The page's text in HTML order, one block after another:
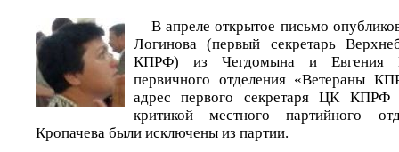
В апреле открытое письмо
Логинова (первый секретарь
КПРФ) из Чегдомына и Евгения
первичного отделения «Ветераны
адрес первого секретаря ЦК КПРФ
критикой местного партийного
Кропачева были исключены из партии.